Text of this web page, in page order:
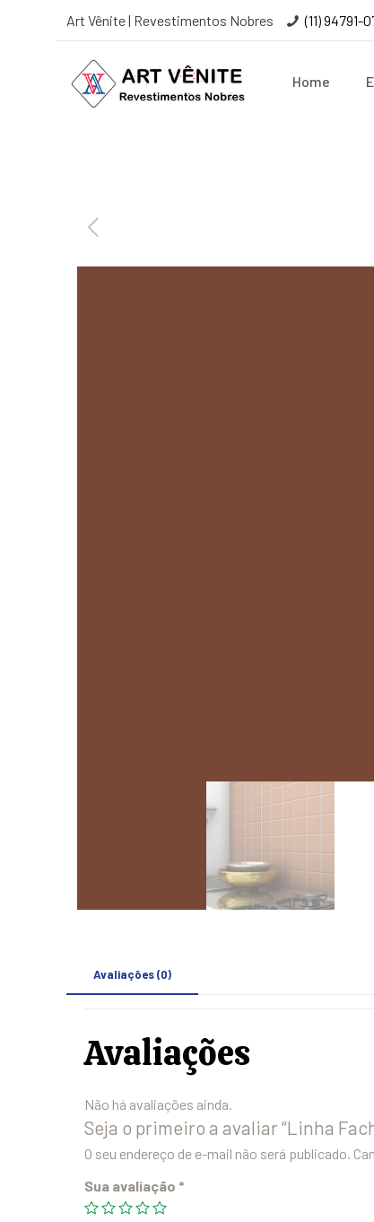
Art Vênite | Revestimentos Nobres (11) 94791-
Home
Avaliações (0)
Avaliações
Não há avaliações ainda.
Seja o primeiro a avaliar “Linha
O seu endereço de e-mail não será publicado.
Sua avaliação *